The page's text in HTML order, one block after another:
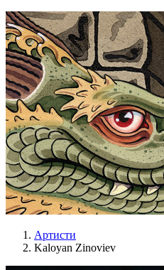
Артисти
Kaloyan Zinoviev